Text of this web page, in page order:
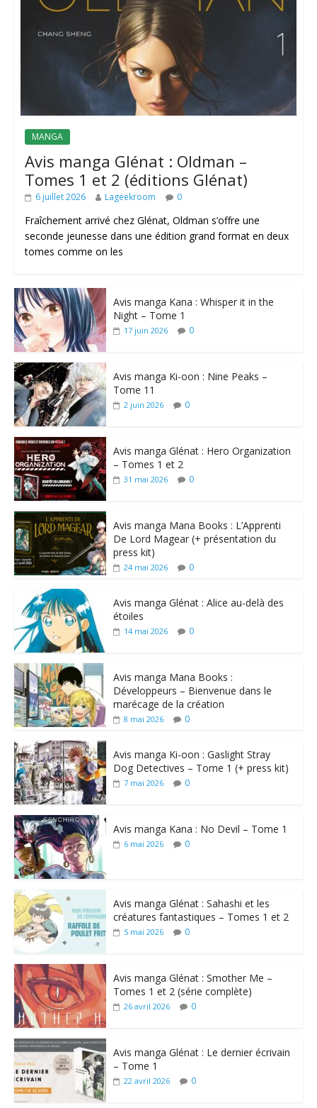
MANGA
Avis manga Glénat : Oldman –
Tomes 1 et 2 (éditions Glénat)
6 juillet 2026 Lageekroom 0
Fraîchement arrivé chez Glénat, Oldman s’offre une
seconde jeunesse dans une édition grand format en deux
tomes comme on les
Avis manga Kana : Whisper it in the
Night – Tome 1
17 juin 2026 0
Avis manga Ki-oon : Nine Peaks –
Tome 11
2 juin 2026 0
Avis manga Glénat : Hero Organization
– Tomes 1 et 2
31 mai 2026 0
Avis manga Mana Books : L’Apprenti
De Lord Magear (+ présentation du
press kit)
24 mai 2026 0
Avis manga Glénat : Alice au-delà des
étoiles
14 mai 2026 0
Avis manga Mana Books :
Développeurs – Bienvenue dans le
marécage de la création
8 mai 2026 0
Avis manga Ki-oon : Gaslight Stray
Dog Detectives – Tome 1 (+ press kit)
7 mai 2026 0
Avis manga Kana : No Devil – Tome 1
6 mai 2026 0
Avis manga Glénat : Sahashi et les
créatures fantastiques – Tomes 1 et 2
5 mai 2026 0
Avis manga Glénat : Smother Me –
Tomes 1 et 2 (série complète)
26 avril 2026 0
Avis manga Glénat : Le dernier écrivain
– Tome 1
22 avril 2026 0